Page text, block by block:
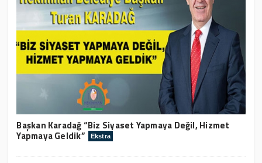
Başkan Karadağ “Biz Siyaset Yapmaya Değil, Hizmet
Yapmaya Geldik” Ekstra